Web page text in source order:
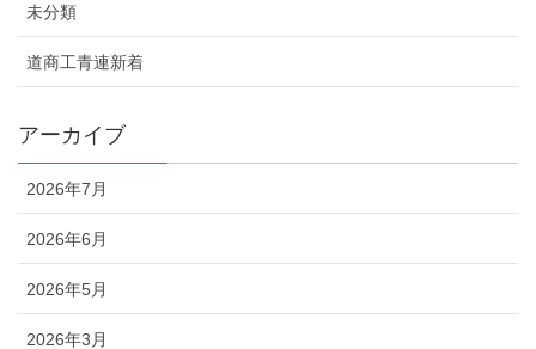
未分類
道商工青連新着
アーカイブ
2026年7月
2026年6月
2026年5月
2026年3月